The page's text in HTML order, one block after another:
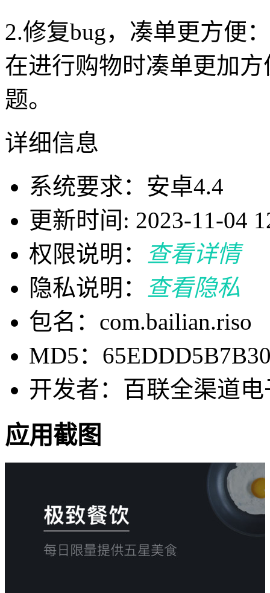
2.修复bug，凑单更方便
在进行购物时凑单更加
题。
详细信息
系统要求：安卓4.4
更新时间: 2023-11-04
权限说明：
查看详情
隐私说明：
查看隐私
包名：com.bailian.riso
MD5：
开发者：百联全渠道
应用截图